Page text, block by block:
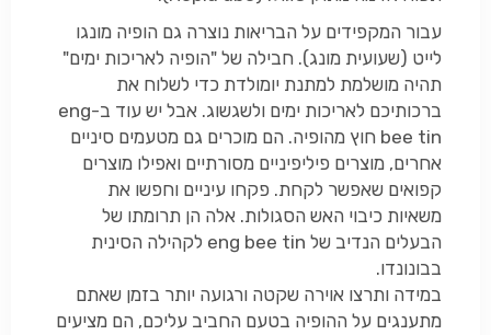
עבור המקפידים על הבריאות נוצרה גם הופיה מונגו
לייט (שעועית מונג). חבילה של "הופיה לאריכות ימים"
תהיה מושלמת למתנת יומולדת כדי לשלוח את
ברכותיכם לאריכות ימים ולשגשוג. אבל יש עוד ב-eng
bee tin חוץ מהופיה. הם מוכרים גם מטעמים סיניים
אחרים, מוצרים פיליפיניים מסורתיים ואפילו מוצרים
קפואים שאפשר לקחת. פקחו עיניים וחפשו את
משאיות כיבוי האש הסגולות. אלה הן תרומתו של
הבעלים הנדיב של eng bee tin לקהילה הסינית
בבונונדו.
במידה ותרצו אוירה שקטה ורגועה יותר בזמן שאתם
מתענגים על ההופיה בטעם החביב עליכם, הם מציעים